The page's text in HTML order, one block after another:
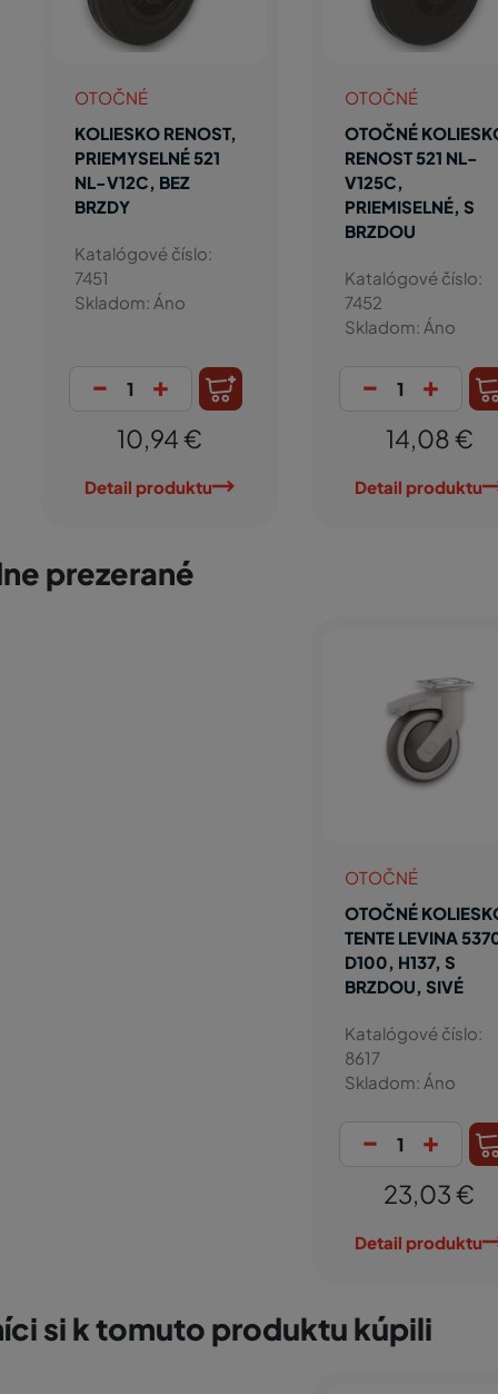
OTOČNÉ
KOLIESKO RENOST,
PRIEMYSELNÉ 521
NL-V12C, BEZ
BRZDY
Katalógové číslo:
7451
Skladom: Áno
- +
10,94 €
Detail produktu
OTOČNÉ
OTOČNÉ
RENOST 521 NL-
V125C,
PRIEMISELNÉ, S
BRZDOU
Katalógové číslo:
7452
Skladom: Áno
- +
14,08 €
Detail produktu
prezerané
OTOČNÉ
OTOČNÉ
TENTE LEVINA
D100, H137, S
BRZDOU, SIVÉ
Katalógové číslo:
8617
Skladom: Áno
- +
23,03 €
Detail produktu
si k tomuto produktu kúpili